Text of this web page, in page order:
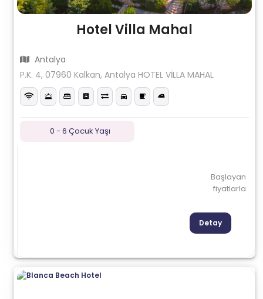
Hotel Villa Mahal
Antalya
P.K. 4, 07960 Kalkan, Antalya HOTEL VİLLA MAHAL
0 - 6 Çocuk Yaşı
Başlayan
fiyatlarla
Detay